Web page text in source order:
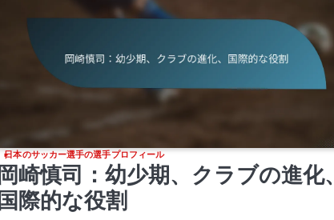
日本のサッカー選手の選手プロフィール
岡崎慎司：幼少期、クラブの進化、
国際的な役割